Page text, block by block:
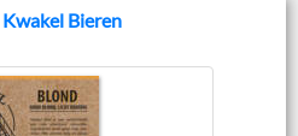
Kwakel Bieren